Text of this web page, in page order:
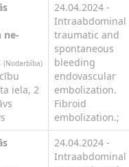
ne-
(Nodarbība)
iela, 2
24.04.2024 -
Intraabdominal
traumatic and
spontaneous
bleeding
endovascular
embolization.
Fibroid
embolization.;
24.04.2024 -
Intraabdominal